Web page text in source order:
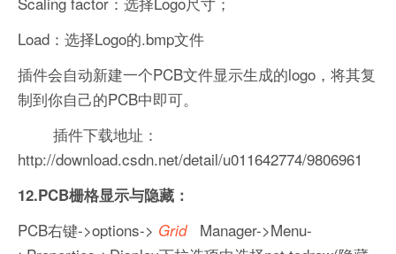
Load：选择Logo的.bmp文件
插件会自动新建一个PCB文件显示生成的logo，将其复
制到你自己的PCB中即可。
插件下载地址：
http://download.csdn.net/detail/u011642774/9806961
12.PCB栅格显示与隐藏：
PCB右键->options-> Grid
Manager->Menu-